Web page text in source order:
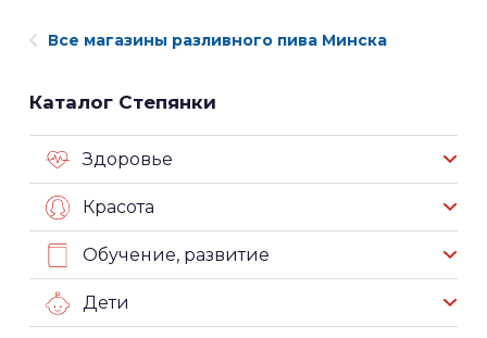
Все магазины разливного пива Минска
Каталог Степянки
Здоровье
Красота
Обучение, развитие
Дети